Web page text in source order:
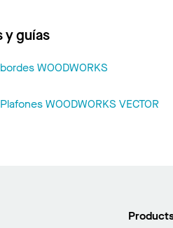
y guías
WOODWORKS
WOODWORKS VECTOR